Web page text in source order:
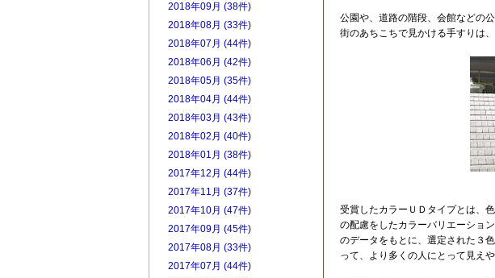
公園や、道路の階段、会館などの
街のあちこちで見かける手すりは
受賞したカラーＵＤタイプとは、
の配慮をしたカラーバリエーショ
のデータをもとに、選定された３
って、より多くの人にとって見え
2018年09月 (38件)
2018年08月 (33件)
2018年07月 (44件)
2018年06月 (42件)
2018年05月 (35件)
2018年04月 (44件)
2018年03月 (43件)
2018年02月 (40件)
2018年01月 (38件)
2017年12月 (44件)
2017年11月 (37件)
2017年10月 (47件)
2017年09月 (45件)
2017年08月 (33件)
2017年07月 (44件)